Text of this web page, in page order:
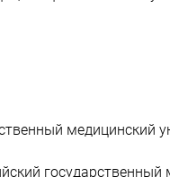
медицинский
государственный